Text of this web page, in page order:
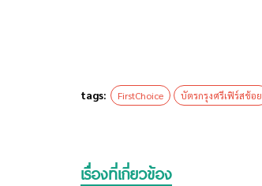
tags: FirstChoice บัตรกรุงศรีเฟิร์สช้อย
เรื่องที่เกี่ยวข้อง